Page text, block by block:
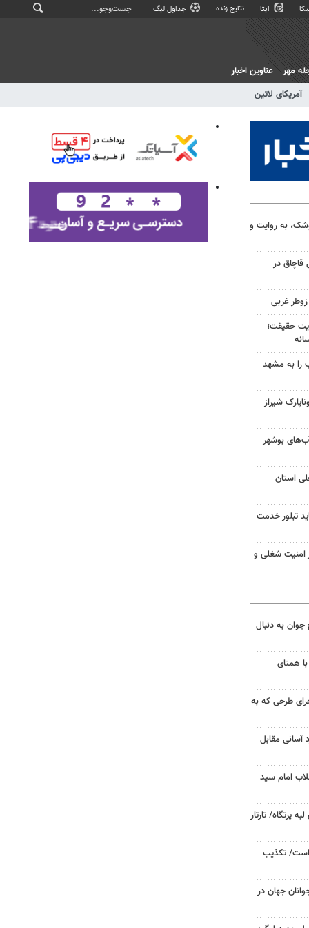
ایتا نتایج زنده جداول لیگ
آمریکای لاتین
مهر عناوین اخبار
به روایت و
قاچاق در
حقیقت؛
را به مشهد
شیراز
بوشهر
استان
تبلور خدمت
امنیت شغلی و
به دنبال
همتای
طرحی که به
آسانی مقابل
امام سید
پرتگاه/ تارتار
است/ تکذیب
جهان در